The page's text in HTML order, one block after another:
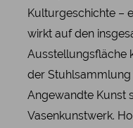
Kulturgeschichte –
wirkt auf den
Ausstellungsfläche
der
Angewandte Kunst
Vasenkunstwerk.